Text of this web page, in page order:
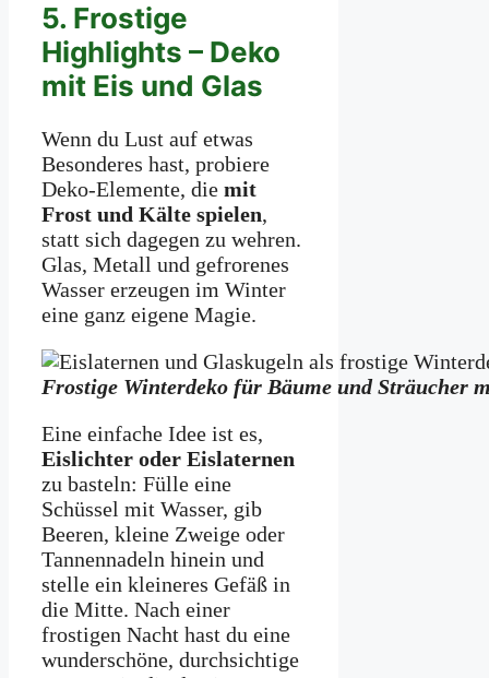
5. Frostige
Highlights – Deko
mit Eis und Glas
Wenn du Lust auf etwas
Besonderes hast, probiere
Deko-Elemente, die mit
Frost und Kälte spielen,
statt sich dagegen zu wehren.
Glas, Metall und gefrorenes
Wasser erzeugen im Winter
eine ganz eigene Magie.
Frostige Winterdeko für Bäume und Sträucher
Eine einfache Idee ist es,
Eislichter oder Eislaternen
zu basteln: Fülle eine
Schüssel mit Wasser, gib
Beeren, kleine Zweige oder
Tannennadeln hinein und
stelle ein kleineres Gefäß in
die Mitte. Nach einer
frostigen Nacht hast du eine
wunderschöne, durchsichtige